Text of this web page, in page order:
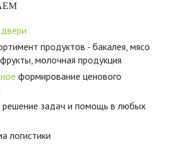
продуктов - бакалея, мясо
молочная продукция
формирование ценового
решение задач и помощь в любых
логистики